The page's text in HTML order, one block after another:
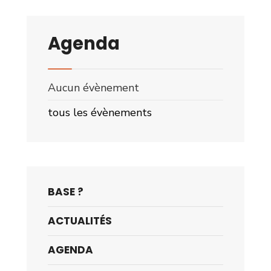
Agenda
Aucun évènement
tous les évènements
BASE ?
ACTUALITÉS
AGENDA